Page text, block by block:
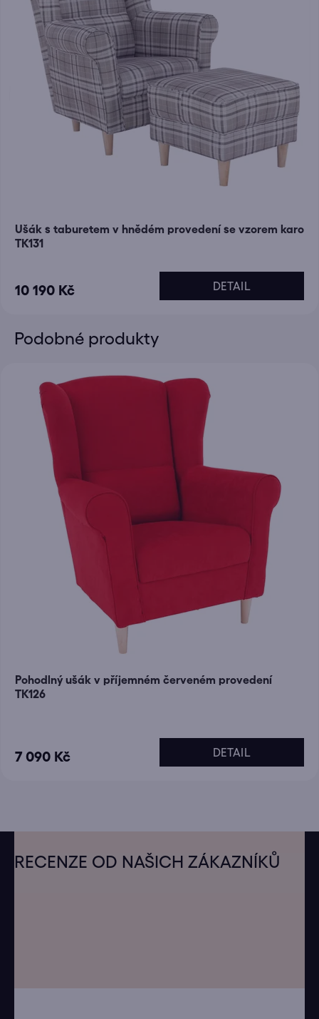
Ušák s taburetem v hnědém provedení se vzorem karo
TK131
10 190 Kč DETAIL
Podobné produkty
Pohodlný ušák v příjemném červeném provedení
TK126
hodnocení
z
5
7 090 Kč DETAIL
RECENZE OD NAŠICH ZÁKAZNÍKŮ